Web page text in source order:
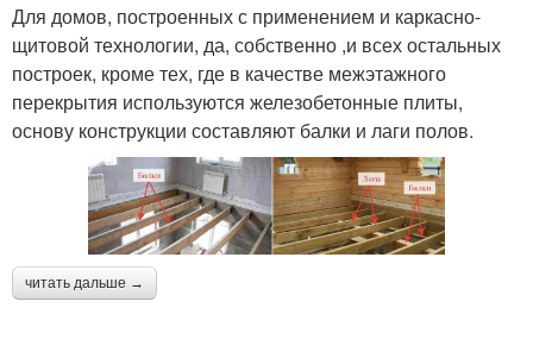
Для домов, построенных с применением и каркасно-
щитовой технологии, да, собственно ,и всех остальных
построек, кроме тех, где в качестве межэтажного
перекрытия используются железобетонные плиты,
основу конструкции составляют балки и лаги полов.
читать дальше →